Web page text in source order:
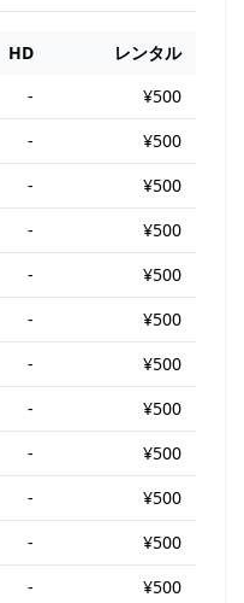
HD
レンタル
-
¥500
-
¥500
-
¥500
-
¥500
-
¥500
-
¥500
-
¥500
-
¥500
-
¥500
-
¥500
-
¥500
- ¥500